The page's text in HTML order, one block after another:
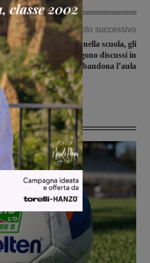
Articolo successivo
Crollo del pannello nella scuola, gli
atti del M5S non vengono discussi in
Consiglio: Naimi abbandona l’aula